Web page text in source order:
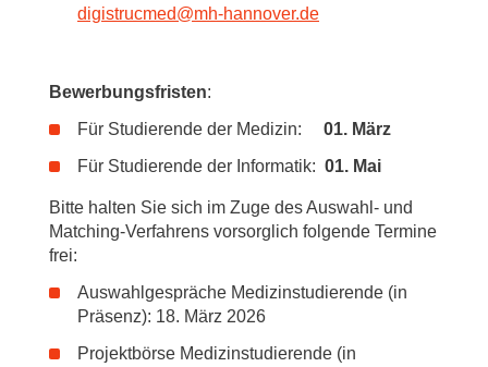
digistrucmed@mh-hannover.de
Bewerbungsfristen:
Für Studierende der Medizin: 01. März
Für Studierende der Informatik: 01. Mai
Bitte halten Sie sich im Zuge des Auswahl- und
Matching-Verfahrens vorsorglich folgende Termine
frei:
Auswahlgespräche Medizinstudierende (in
Präsenz): 18. März 2026
Projektbörse Medizinstudierende (in